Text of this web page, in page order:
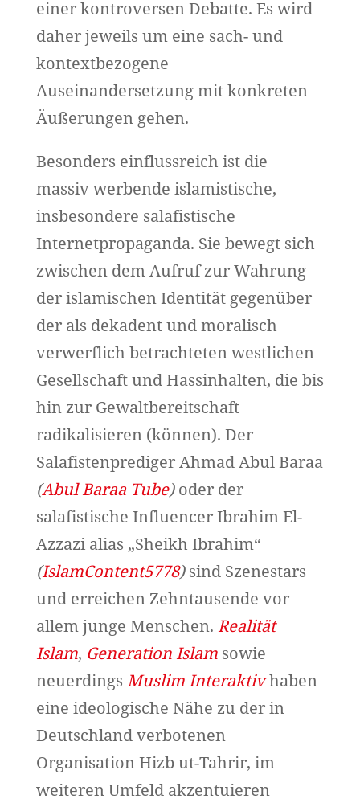
einer kontroversen Debatte. Es wird
daher jeweils um eine sach- und
kontextbezogene
Auseinandersetzung mit konkreten
Äußerungen gehen.
Besonders einflussreich ist die
massiv werbende islamistische,
insbesondere salafistische
Internetpropaganda. Sie bewegt sich
zwischen dem Aufruf zur Wahrung
der islamischen Identität gegenüber
der als dekadent und moralisch
verwerflich betrachteten westlichen
Gesellschaft und Hassinhalten, die bis
hin zur Gewaltbereitschaft
radikalisieren (können). Der
Salafistenprediger Ahmad Abul Baraa
(Abul Baraa Tube)oder der
salafistische Influencer Ibrahim El-
Azzazi alias „Sheikh Ibrahim“
(IslamContent5778)sind Szenestars
und erreichen Zehntausende vor
allem junge Menschen. Realität
Islam, Generation Islamsowie
neuerdings Muslim Interaktivhaben
eine ideologische Nähe zu der in
Deutschland verbotenen
Organisation Hizb ut-Tahrir, im
weiteren Umfeld akzentuieren